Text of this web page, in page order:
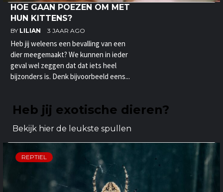
HOE GAAN POEZEN OM MET
HUN KITTENS?
BY LILIAN 3 JAAR AGO
Heb jij weleens een bevalling van een
dier meegemaakt? We kunnen in ieder
geval wel zeggen dat dat iets heel
bijzonders is. Denk bijvoorbeeld eens...
Heb jij exotische dieren?
Bekijk hier de leukste spullen
REPTIEL